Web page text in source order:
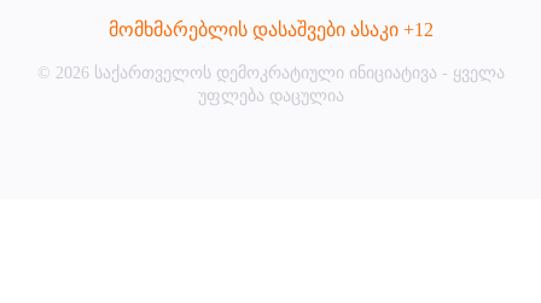
მომხმარებლის დასაშვები ასაკი +12
© 2026 საქართველოს დემოკრატიული ინიციატივა - ყველა
უფლება დაცულია